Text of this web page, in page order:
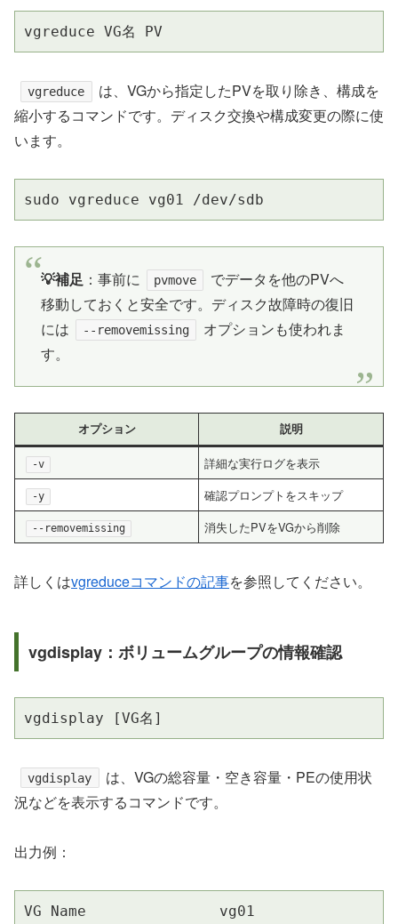
vgreduce VG名 PV
vgreduce
は、VGから指定したPVを取り除き、構成を
縮小するコマンドです。ディスク交換や構成変更の際に使
います。
sudo vgreduce vg01 /dev/sdb
💡補足：事前に pvmove
でデータを他のPVへ
移動しておくと安全です。ディスク故障時の復旧
には
--removemissing
オプションも使われま
す。
オプション 説明
-v 詳細な実行ログを表示
-y 確認プロンプトをスキップ
--removemissing 消失したPVをVGから削除
詳しくはvgreduceコマンドの記事を参照してください。
vgdisplay：ボリュームグループの情報確認
vgdisplay [VG名]
vgdisplay
は、VGの総容量・空き容量・PEの使用状
況などを表示するコマンドです。
出力例：
VG Name               vg01